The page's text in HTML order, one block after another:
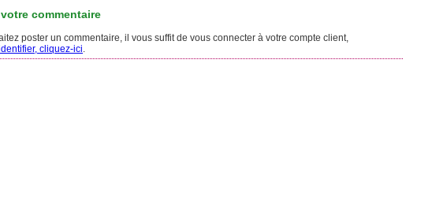
commentaire
poster un commentaire, il vous suffit de vous connecter à votre compte client,
cliquez-ici.